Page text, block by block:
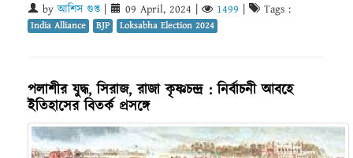
byআশিস গুপ্ত | 09 April, 2024 | 1499 | Tags :
India Alliance BJP Loksabha Election 2024
পলাশীর যুদ্ধ, সিরাজ, রাজা কৃষ্ণচন্দ্র : নির্বাচনী আবহে
ইতিহাসের বিতর্ক প্রসঙ্গে